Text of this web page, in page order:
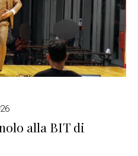
alla BIT di